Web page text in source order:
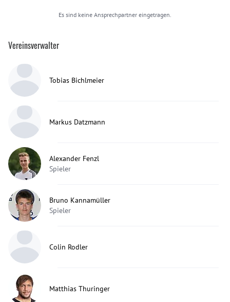
Es sind keine Ansprechpartner eingetragen.
Vereinsverwalter
Tobias Bichlmeier
Markus Datzmann
Alexander Fenzl
Spieler
Bruno Kannamüller
Spieler
Colin Rodler
Matthias Thuringer